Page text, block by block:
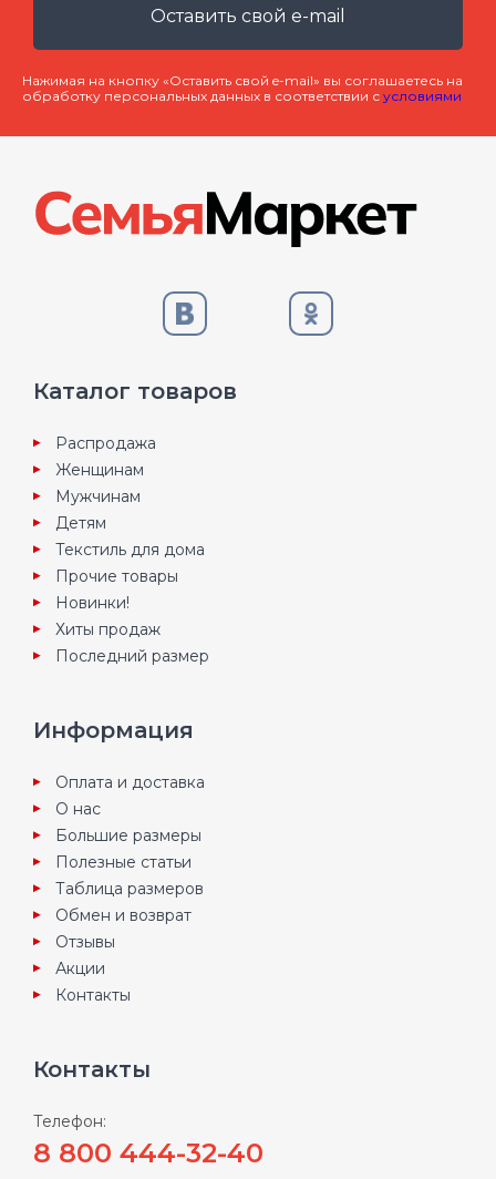
Оставить свой e-mail
Нажимая на кнопку «Оставить свой e-mail» вы соглашаетесь на
обработку персональных данных в соответствии с условиями
Каталог товаров
Распродажа
Женщинам
Мужчинам
Детям
Текстиль для дома
Прочие товары
Новинки!
Хиты продаж
Последний размер
Информация
Оплата и доставка
О нас
Большие размеры
Полезные статьи
Таблица размеров
Обмен и возврат
Отзывы
Акции
Контакты
Контакты
Телефон:
8 800 444-32-40